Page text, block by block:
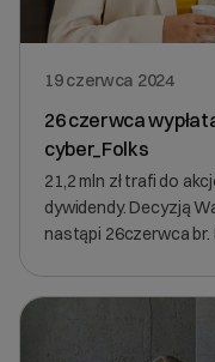
19 czerwca 2024
26 czerwca
cyber_Folks
21,2 mln zł trafi do
dywidendy. Decyzją
nastąpi 26czerwca